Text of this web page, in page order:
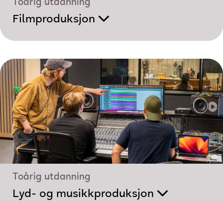
Toårig utdanning
Filmproduksjon
Toårig utdanning
Lyd- og musikk­produksjon